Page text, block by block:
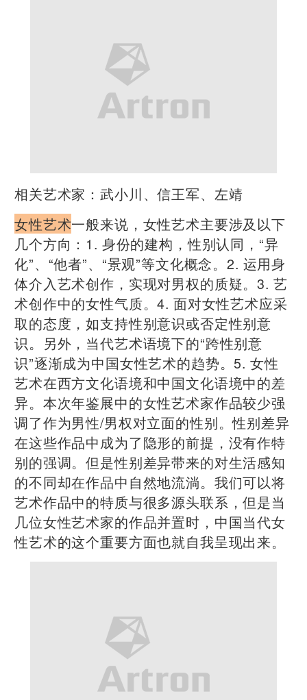
相关艺术家：武小川、信王军、左靖
女性艺术一般来说，女性艺术主要涉及以下
几个方向：1. 身份的建构，性别认同，“异
化”、“他者”、“景观”等文化概念。2. 运用身
体介入艺术创作，实现对男权的质疑。3. 艺
术创作中的女性气质。4. 面对女性艺术应采
取的态度，如支持性别意识或否定性别意
识。另外，当代艺术语境下的“跨性别意
识”逐渐成为中国女性艺术的趋势。5. 女性
艺术在西方文化语境和中国文化语境中的差
异。本次年鉴展中的女性艺术家作品较少强
调了作为男性/男权对立面的性别。性别差异
在这些作品中成为了隐形的前提，没有作特
别的强调。但是性别差异带来的对生活感知
的不同却在作品中自然地流淌。我们可以将
艺术作品中的特质与很多源头联系，但是当
几位女性艺术家的作品并置时，中国当代女
性艺术的这个重要方面也就自我呈现出来。